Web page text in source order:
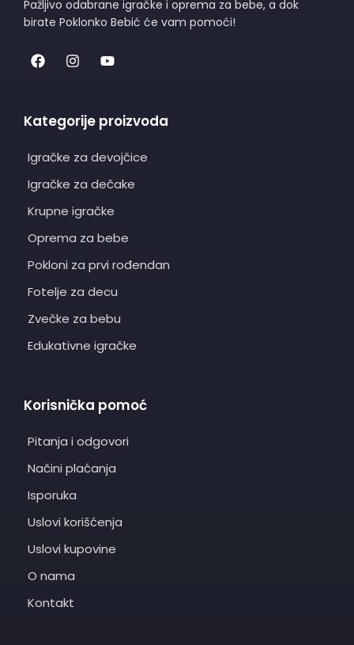
Pažljivo odabrane igračke i oprema za bebe, a dok
birate Poklonko Bebić će vam pomoći!
Kategorije proizvoda
Igračke za devojčice
Igračke za dečake
Krupne igračke
Oprema za bebe
Pokloni za prvi rođendan
Fotelje za decu
Zvečke za bebu
Edukativne igračke
Korisnička pomoć
Pitanja i odgovori
Načini plaćanja
Isporuka
Uslovi korišćenja
Uslovi kupovine
O nama
Kontakt